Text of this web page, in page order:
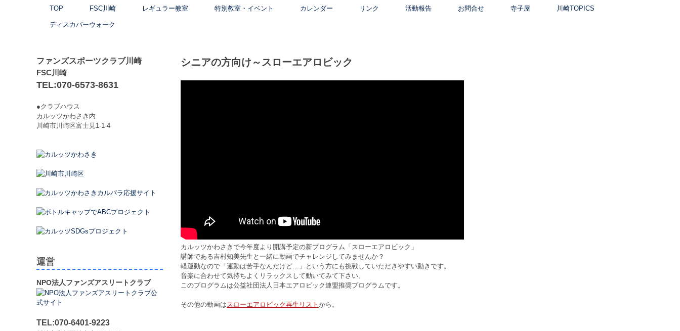
TOP FSC川崎 レギュラー教室 特別教室・イベント カレンダー リンク 活動報告 お問合せ 寺子屋 川崎TOPICS
ディスカバーウォーク
シニアの方向け～スローエアロビック
カルッツかわさきで今年度より開講予定の新プログラム「スローエアロビック」
講師である吉村知美先生と一緒に動画でチャレンジしてみませんか？
軽運動なので「運動は苦手なんだけど…」という方にも挑戦していただきやすい動きです。
音楽に合わせて気持ちよくリラックスして動いてみて下さい。
このプログラムは公益社団法人日本エアロビック連盟推奨プログラムです。
その他の動画はスローエアロビック再生リスト から。
ファンズスポーツクラブ川崎
FSC川崎
TEL:070-6573-8631
●クラブハウス
カルッツかわさき内
川崎市川崎区富士見1-1-4
運営
NPO法人ファンズアスリートクラブ
TEL:070-6401-9223